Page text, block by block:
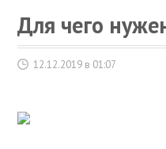
Для чего
12.12.2019 в 01:07